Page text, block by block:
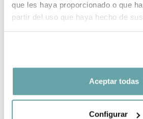
que les haya proporcionado o que
partir del uso que haya hecho de
Aceptar todas
Configurar
ALTRES CLIENTS